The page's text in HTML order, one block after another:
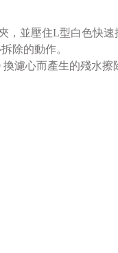
，並壓住L型白色快
除的動作。
濾心而產生的殘水擦